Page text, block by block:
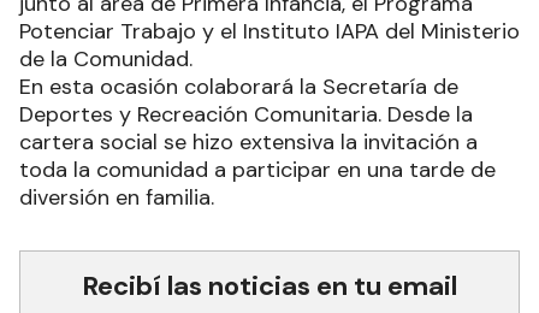
Potenciar Trabajo y el Instituto IAPA del Ministerio
de la Comunidad.
En esta ocasión colaborará la Secretaría de
Deportes y Recreación Comunitaria. Desde la
cartera social se hizo extensiva la invitación a
toda la comunidad a participar en una tarde de
diversión en familia.
Recibí las noticias en tu email